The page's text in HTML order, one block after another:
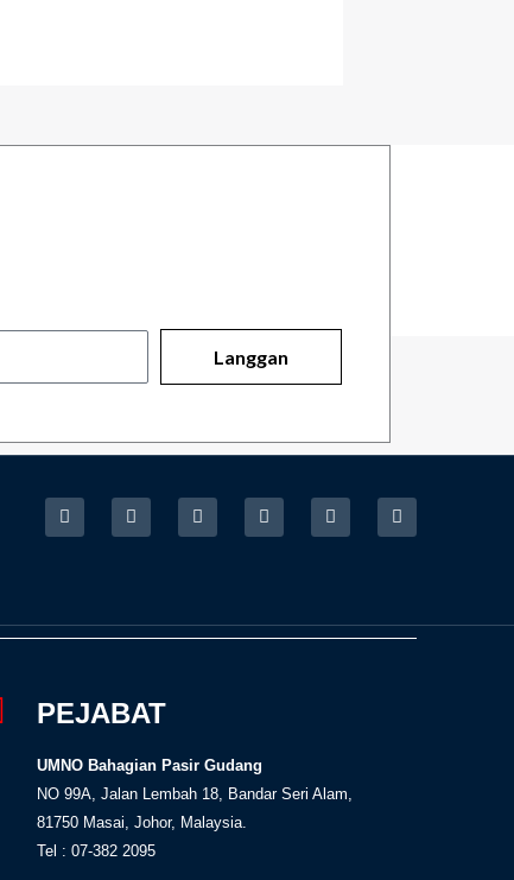
Langgan
F
a
c
k
I
n
s
a
T
w
i
Y
o
u
T
i
k
R
s
s
PEJABAT
UMNO Bahagian Pasir Gudang
NO 99A, Jalan Lembah 18, Bandar Seri Alam,
81750 Masai, Johor, Malaysia.
Tel : 07-382 2095